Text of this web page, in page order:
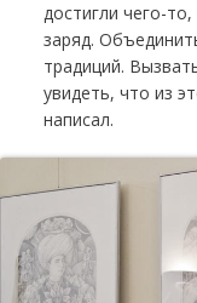
достигли чего-
заряд.
традиций.
увидеть, что из
написал.